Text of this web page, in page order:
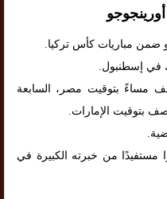
ضمن مباريات كأس تركيا.
في إسطنبول.
مساءً بتوقيت مصر، السابعة
بتوقيت الإمارات.
من خبرته الكبيرة في